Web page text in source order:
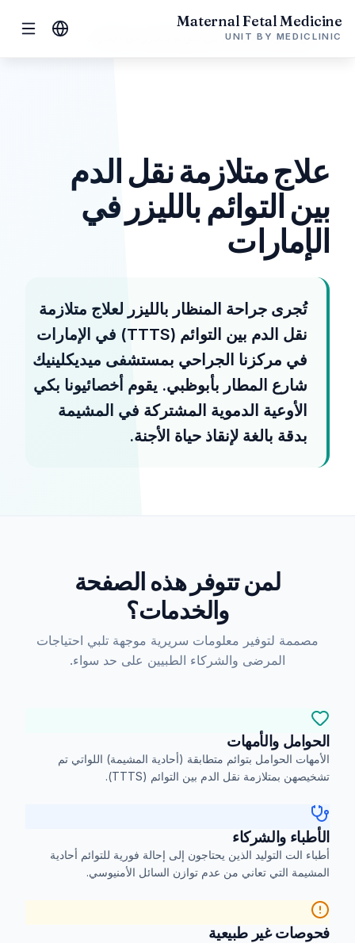
Maternal Fetal Medicine
UNIT BY MEDICLINIC
الرئيسية
الإمارات
علاج متلازمة نقل الدم بين التوائم بالليزر في الإمارات
علاج متلازمة نقل الدم
بين التوائم بالليزر في
الإمارات
تُجرى جراحة المنظار بالليزر لعلاج متلازمة
نقل الدم بين التوائم (TTTS) في الإمارات
في مركزنا الجراحي بمستشفى ميديكلينيك
شارع المطار بأبوظبي. يقوم أخصائيونا بكي
الأوعية الدموية المشتركة في المشيمة
بدقة بالغة لإنقاذ حياة الأجنة.
لمن تتوفر هذه الصفحة
والخدمات؟
مصممة لتوفير معلومات سريرية موجهة تلبي احتياجات
المرضى والشركاء الطبيين على حد سواء.
الحوامل والأمهات
الأمهات الحوامل بتوائم متطابقة (أحادية المشيمة) اللواتي تم
تشخيصهن بمتلازمة نقل الدم بين التوائم (TTTS).
الأطباء والشركاء
أطباء الت التوليد الذين يحتاجون إلى إحالة فورية للتوائم أحادية
المشيمة التي تعاني من عدم توازن السائل الأمنيوسي.
فحوصات غير طبيعية